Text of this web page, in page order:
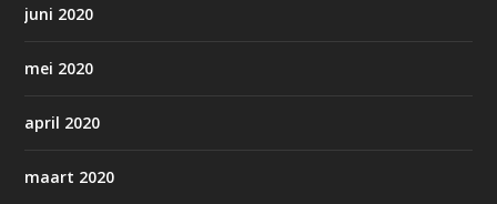
juni 2020
mei 2020
april 2020
maart 2020